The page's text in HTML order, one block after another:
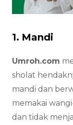
1. Mandi
Umroh.com
sholat
mandi dan
memakai
dan tidak